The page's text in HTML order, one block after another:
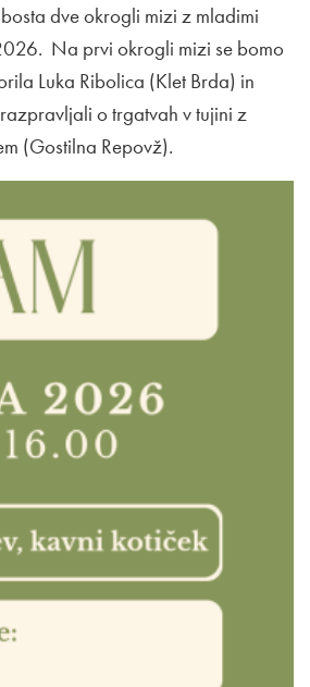
dve okrogli mizi z mladimi
Na prvi okrogli mizi se bomo
Luka Ribolica (Klet Brda) in
o trgatvah v tujini z
(Gostilna Repovž).